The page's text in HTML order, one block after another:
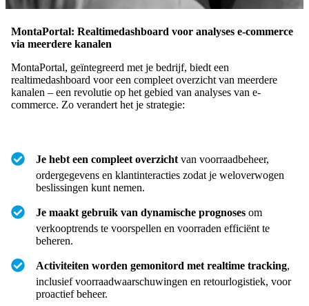
MontaPortal: Realtimedashboard voor analyses e-commerce
via meerdere kanalen
MontaPortal, geïntegreerd met je bedrijf, biedt een
realtimedashboard voor een compleet overzicht van meerdere
kanalen – een revolutie op het gebied van analyses van e-
commerce. Zo verandert het je strategie:
Je hebt een compleet overzicht van voorraadbeheer,
ordergegevens en klantinteracties zodat je weloverwogen
beslissingen kunt nemen.
Je maakt gebruik van dynamische prognoses om
verkooptrends te voorspellen en voorraden efficiënt te
beheren.
Activiteiten worden gemonitord met realtime tracking,
inclusief voorraadwaarschuwingen en retourlogistiek, voor
proactief beheer.